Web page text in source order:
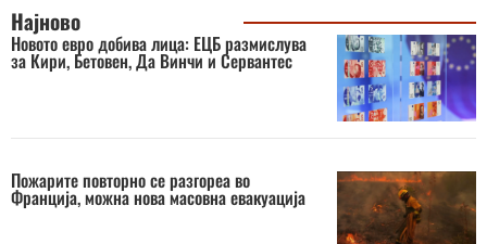
Најново
Новото евро добива лица: ЕЦБ размислува
за Кири, Бетовен, Да Винчи и Сервантес
Пожарите повторно се разгореа во
Франција, можна нова масовна евакуација